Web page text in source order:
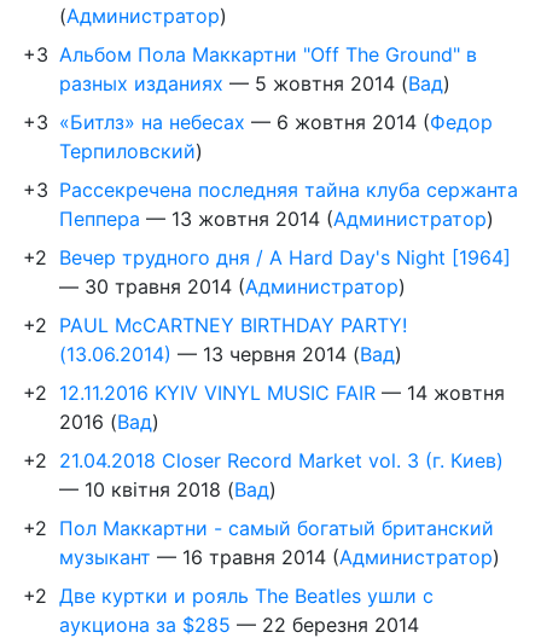
(Администратор)
+3 Альбом Пола Маккартни "Off The Ground" в
разных изданиях — 5 жовтня 2014 (Вад)
+3 «Битлз» на небесах — 6 жовтня 2014 (Федор
Терпиловский)
+3 Рассекречена последняя тайна клуба сержанта
Пеппера — 13 жовтня 2014 (Администратор)
+2 Вечер трудного дня / A Hard Day's Night [1964]
— 30 травня 2014 (Администратор)
+2 PAUL McCARTNEY BIRTHDAY PARTY!
(13.06.2014) — 13 червня 2014 (Вад)
+2 12.11.2016 KYIV VINYL MUSIC FAIR — 14 жовтня
2016 (Вад)
+2 21.04.2018 Closer Record Market vol. 3 (г. Киев)
— 10 квітня 2018 (Вад)
+2 Пол Маккартни - самый богатый британский
музыкант — 16 травня 2014 (Администратор)
+2 Две куртки и рояль The Beatles ушли с
аукциона за $285 — 22 березня 2014